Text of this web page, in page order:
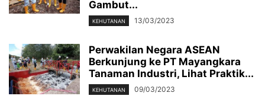
Gambut...
KEHUTANAN 13/03/2023
Perwakilan Negara ASEAN
Berkunjung ke PT Mayangkara
Tanaman Industri, Lihat Praktik...
KEHUTANAN 09/03/2023